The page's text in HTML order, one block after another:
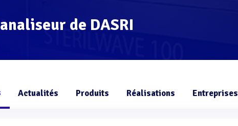
de DASRI
Actualités Produits Réalisations Entreprises